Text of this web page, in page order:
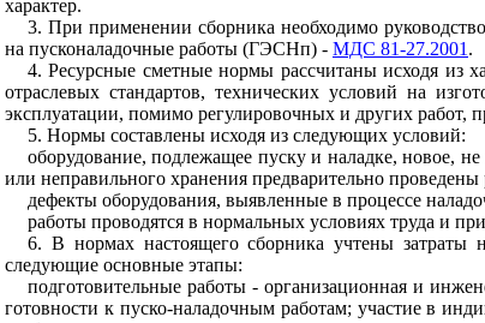
характер.
3. При применении сборника необходимо
на пусконаладочные работы (ГЭСНп) - МДС 81-27.2001 .
4. Ресурсные сметные нормы рассчитаны исходя из
отраслевых стандартов, технических условий на
эксплуатации, помимо регулировочных и других работ,
5. Нормы составлены исходя из следующих условий:
оборудование, подлежащее пуску и наладке, новое, не
или неправильного хранения предварительно проведены
дефекты оборудования, выявленные в процессе
работы проводятся в нормальных условиях труда и
6. В нормах настоящего сборника учтены затраты
следующие основные этапы:
подготовительные работы - организационная и
готовности к пуско-наладочным работам; участие в